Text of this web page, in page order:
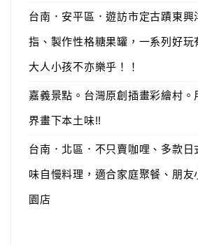
台南．安平區．遊訪市定古蹟東興
指、製作性格糖果罐，一系列好玩
大人小孩不亦樂乎！！
嘉義景點。台灣原創插畫彩繪村。
界畫下本土味!!
台南．北區．不只賣咖哩、多款日
味自慢料理，適合家庭聚餐、朋友
園店